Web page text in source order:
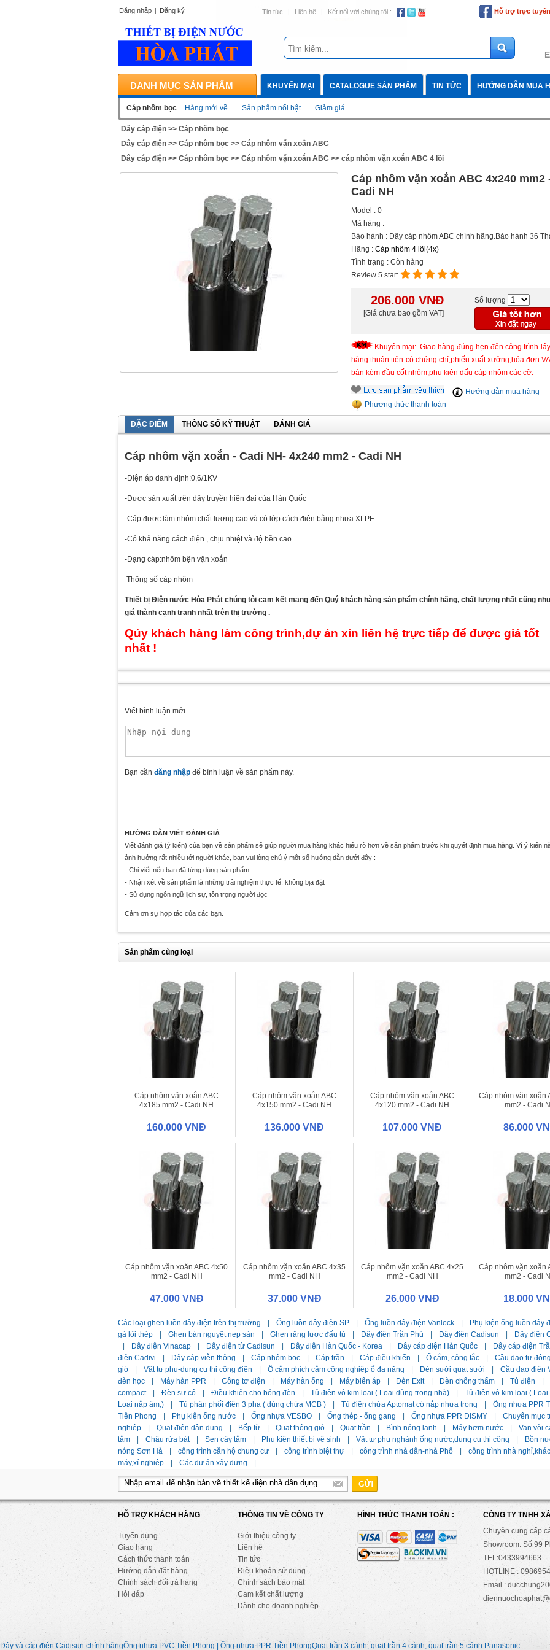
Đăng nhập | Đăng ký Tin tức | Liên hệ | Kết nối với chúng tôi : Hỗ trợ trực tuyến
DANH MỤC SẢN PHẨM KHUYẾN MẠI CATALOGUE SẢN PHẨM TIN TỨC HƯỚNG DẪN MUA
Cáp nhôm bọc Hàng mới về Sản phẩm nổi bật Giảm giá
Dây cáp điện >> Cáp nhôm bọc
Dây cáp điện >> Cáp nhôm bọc >> Cáp nhôm vặn xoắn ABC
Dây cáp điện >> Cáp nhôm bọc >> Cáp nhôm vặn xoắn ABC >> cáp nhôm vặn xoắn ABC 4 lõi
Cáp nhôm vặn xoắn ABC 4x240 mm2
Cadi NH
Model : 0
Mã hàng :
Bảo hành : Dây cáp nhôm ABC chính hãng.Bảo hành 36
Hãng : Cáp nhôm 4 lõi(4x)
Tình trạng : Còn hàng
Review 5 star:
206.000 VNĐ
[Giá chưa bao gồm VAT]
Số lượng
Khuyến mại: Giao hàng đúng hẹn đến công trình-lấy
hàng thuận tiên-có chứng chỉ,phiếu xuất xưởng,hóa đơn
bán kèm đầu cốt nhôm,phụ kiện dấu cáp nhôm các cỡ.
Hướng dẫn mua hàng
Phương thức thanh toán
ĐẶC ĐIỂM THÔNG SỐ KỸ THUẬT ĐÁNH GIÁ
Cáp nhôm vặn xoắn - Cadi NH- 4x240 mm2 - Cadi NH
-Điện áp danh định:0,6/1KV
-Được sản xuất trên dây truyền hiện đại của Hàn Quốc
-Cáp được làm nhôm chất lượng cao và có lớp cách điện bằng nhựa XLPE
-Có khả năng cách điện , chịu nhiệt và độ bền cao
-Dạng cáp:nhôm bện vặn xoắn
Thông số cáp nhôm
Thiết bị Điện nước Hòa Phát chúng tôi cam kết mang đến Quý khách hàng sản phẩm chính hãng, chất lượng nhất cũng
giá thành cạnh tranh nhất trên thị trường .
Qúy khách hàng làm công trình,dự án xin liên hệ trực tiếp để được giá tốt
nhất !
Viết bình luận mới
Bạn cần đăng nhập để bình luận về sản phẩm này.
HƯỚNG DẪN VIẾT ĐÁNH GIÁ
Viết đánh giá (ý kiến) của bạn về sản phẩm sẽ giúp người mua hàng khác hiểu rõ hơn về sản phẩm trước khi quyết định mua hàng. Vì ý kiến
ảnh hưởng rất nhiều tới người khác, bạn vui lòng chú ý một số hướng dẫn dưới đây :
- Chỉ viết nếu bạn đã từng dùng sản phẩm
- Nhận xét về sản phẩm là những trải nghiệm thực tế, không bịa đặt
- Sử dụng ngôn ngữ lịch sự, tôn trọng người đọc
Cảm ơn sự hợp tác của các bạn.
Sản phẩm cùng loại
Cáp nhôm vặn xoắn ABC
4x185 mm2 - Cadi NH
160.000 VNĐ
Cáp nhôm vặn xoắn ABC
4x150 mm2 - Cadi NH
136.000 VNĐ
Cáp nhôm vặn xoắn ABC
4x120 mm2 - Cadi NH
107.000 VNĐ
Cáp nhôm vặn xoắn
mm2 - Cadi
86.000
Cáp nhôm vặn xoắn ABC 4x50
mm2 - Cadi NH
47.000 VNĐ
Cáp nhôm vặn xoắn ABC 4x35
mm2 - Cadi NH
37.000 VNĐ
Cáp nhôm vặn xoắn ABC 4x25
mm2 - Cadi NH
26.000 VNĐ
Cáp nhôm vặn xoắn
mm2 - Cadi
18.000
Các loại ghen luồn dây điện trên thị trường | Ống luồn dây điện SP | Ống luồn dây điện Vanlock |
Phụ kiện ống luồn dây
gà lõi thép
| Ghen bán nguyệt nẹp sàn | Ghen răng lược đấu tủ | Dây điện Trần Phú | Dây điện Cadisun |
Dây điện
|
Dây điện Vinacap | Dây điện từ Cadisun | Dây điện Hàn Quốc - Korea | Dây cáp điện Hàn Quốc |
Dây cáp điện
điện Cadivi
| Dây cáp viễn thông | Cáp nhôm bọc | Cáp trần | Cáp điều khiển | Ổ cắm, công tắc |
Cầu dao tự
gió
| Vật tư phụ-dụng cụ thi công điện | Ổ cắm phích cắm công nghiệp ổ đa năng | Đèn sưởi quạt sưởi |
Cầu dao điện
đèn học
| Máy hàn PPR | Công tơ điện | Máy hàn ống | Máy biến áp | Đèn Exit | Đèn chống thấm | Tủ điện
|
compact
| Đèn sự cố | Điều khiển cho bóng đèn | Tủ điện vỏ kim loại ( Loại dùng trong nhà) |
Tủ điện vỏ kim loại (
Loại nắp âm,)
| Tủ phân phối điện 3 pha ( dùng chứa MCB ) | Tủ điện chứa Aptomat có nắp nhựa trong |
Ống nhựa PPR
Tiền Phong
| Phụ kiện ống nước | Ống nhựa VESBO | Ống thép - ống gang | Ống nhựa PPR DISMY |
Chuyên mục
nghiệp
| Quạt điện dân dụng | Bếp từ | Quạt thông gió | Quạt trần | Bình nóng lạnh | Máy bơm nước |
Van vòi
tắm
| Chậu rửa bát | Sen cây tắm | Phụ kiện thiết bị vệ sinh | Vật tư phụ nghành ống nước,dụng cụ thi công |
Bồn
nóng Sơn Hà
| công trình căn hộ chung cư | công trình biệt thự | công trình nhà dân-nhà Phố |
công trình nhà
máy,xí nghiệp
| Các dự án xây dựng |
HỖ TRỢ KHÁCH HÀNG
Tuyển dụng
Giao hàng
Cách thức thanh toán
Hướng dẫn đặt hàng
Chính sách đổi trả hàng
Hỏi đáp
THÔNG TIN VỀ CÔNG TY
Giới thiệu công ty
Liên hệ
Tin tức
Điều khoản sử dụng
Chính sách bảo mật
Cam kết chất lượng
Dành cho doanh nghiệp
HÌNH THỨC THANH TOÁN :
CÔNG TY TNHH
Chuyên cung cấp
Showroom: Số 99
TEL:0433994663
HOTLINE :
Email :
Dây và cáp điện Cadisun chính hãngỐng nhựa PVC Tiền Phong | Ống nhựa PPR Tiền PhongQuạt trần 3 cánh, quạt trần 4 cánh, quạt trần 5 cánh Panasonic